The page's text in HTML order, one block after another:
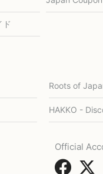
ド
Roots of
HAKKO -
Official